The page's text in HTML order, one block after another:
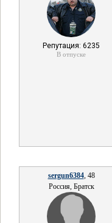
Репутация: 6235
В отпуске
sergun6384, 48
Россия, Братск